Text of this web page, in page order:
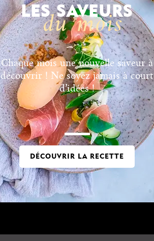
LES SAVEURS
du mois
Chaque mois une nouvelle saveur à
découvrir ! Ne soyez jamais à court
d’idées !
DÉCOUVRIR LA RECETTE